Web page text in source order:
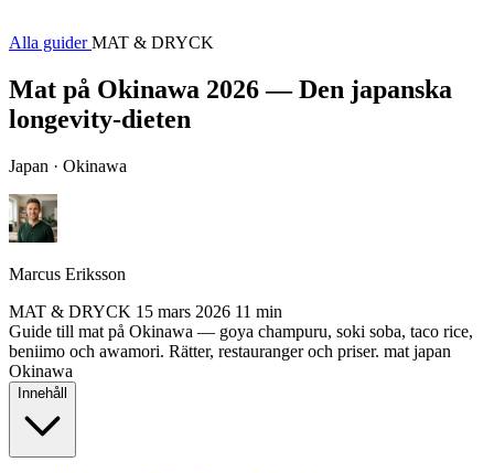
Alla guiderMAT & DRYCK
Mat på Okinawa 2026 — Den japanska
longevity-dieten
Japan · Okinawa
Marcus Eriksson
MAT & DRYCK 15 mars 2026 11 min
Guide till mat på Okinawa — goya champuru, soki soba, taco rice,
beniimo och awamori. Rätter, restauranger och priser. mat japan
Okinawa
Innehåll